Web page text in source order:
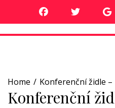
Home Konferenční židle
Konferenční